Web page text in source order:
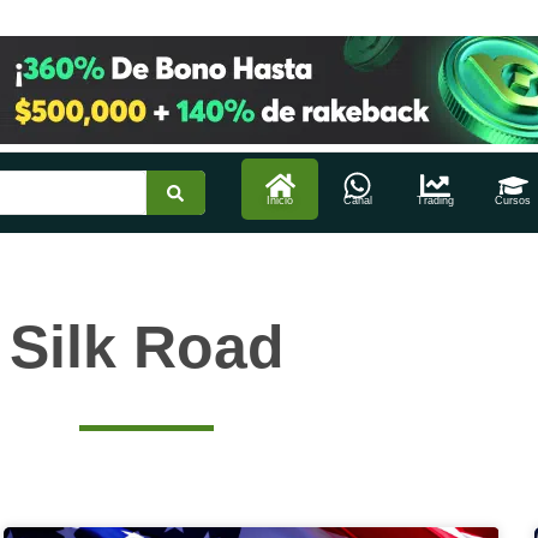
Inicio Canal Trading Cursos
Silk Road